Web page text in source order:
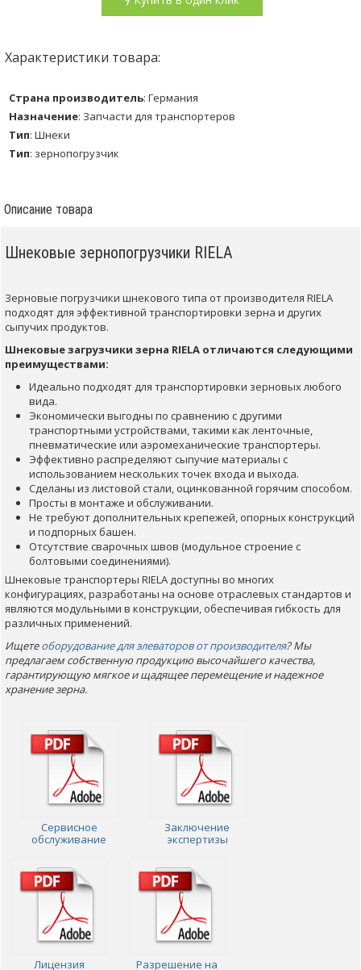
Характеристики товара:
Страна производитель: Германия
Назначение: Запчасти для транспортеров
Тип: Шнеки
Тип: зернопогрузчик
Описание товара
Шнековые зернопогрузчики RIELA
Зерновые погрузчики шнекового типа от производителя RIELA
подходят для эффективной транспортировки зерна и других
сыпучих продуктов.
Шнековые загрузчики зерна RIELA отличаются следующими
преимуществами:
Идеально подходят для транспортировки зерновых любого
вида.
Экономически выгодны по сравнению с другими
транспортными устройствами, такими как ленточные,
пневматические или аэромеханические транспортеры.
Эффективно распределяют сыпучие материалы с
использованием нескольких точек входа и выхода.
Сделаны из листовой стали, оцинкованной горячим способом.
Просты в монтаже и обслуживании.
Не требуют дополнительных крепежей, опорных конструкций
и подпорных башен.
Отсутствие сварочных швов (модульное строение с
болтовыми соединениями).
Шнековые транспортеры RIELA доступны во многих
конфигурациях, разработаны на основе отраслевых стандартов и
являются модульными в конструкции, обеспечивая гибкость для
различных применений.
Ищетеоборудование для элеваторов от производителя? Мы
предлагаем собственную продукцию высочайшего качества,
гарантирующую мягкое и щадящее перемещение и надежное
хранение зерна.
Сервисное
обслуживание
Заключение
экспертизы
Лицензия
Разрешение на